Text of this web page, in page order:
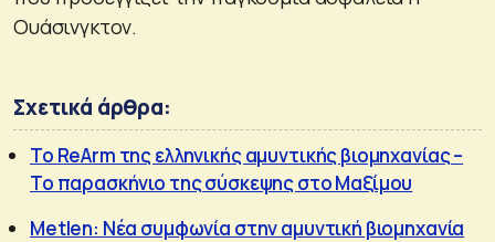
Ουάσινγκτον.
Σχετικά άρθρα:
Το ReArm της ελληνικής αμυντικής βιομηχανίας –
Το παρασκήνιο της σύσκεψης στο Μαξίμου
Metlen: Νέα συμφωνία στην αμυντική βιομηχανία